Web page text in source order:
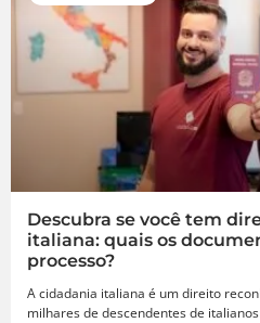
Descubra se você tem
italiana: quais os
processo?
A cidadania italiana é um direito
milhares de descendentes de